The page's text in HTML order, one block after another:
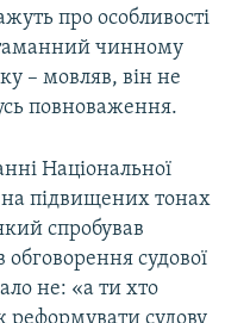
про особливості
чинному
– мовляв, він не
повноваження.
Національної
підвищених тонах
спробував
обговорення судової
не: «а ти хто